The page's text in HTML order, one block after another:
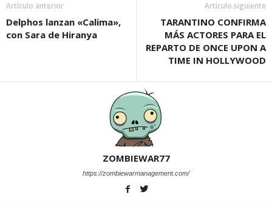
Artículo anterior
Delphos lanzan «Calima»,
con Sara de Hiranya
Artículo siguiente
TARANTINO CONFIRMA
MÁS ACTORES PARA EL
REPARTO DE ONCE UPON A
TIME IN HOLLYWOOD
ZOMBIEWAR77
https://zombiewarmanagement.com/